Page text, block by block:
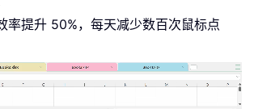
率提升 50%，每天减少数百次鼠标点